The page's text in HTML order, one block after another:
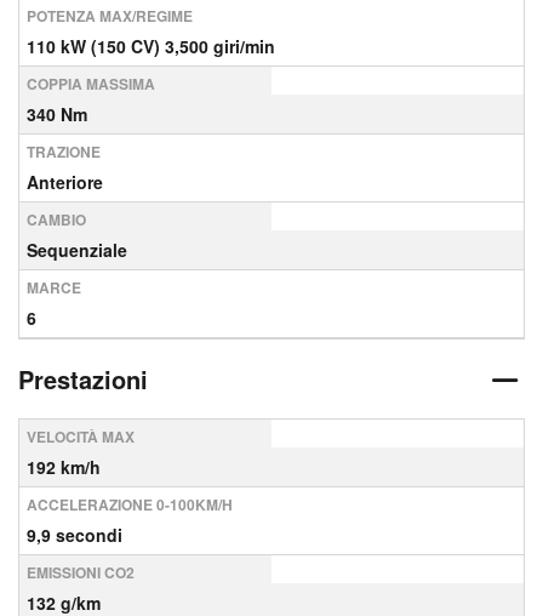
POTENZA MAX/REGIME
110 kW (150 CV) 3,500 giri/min
COPPIA MASSIMA
340 Nm
TRAZIONE
Anteriore
CAMBIO
Sequenziale
MARCE
6
Prestazioni
VELOCITÀ MAX
192 km/h
ACCELERAZIONE 0-100KM/H
9,9 secondi
EMISSIONI CO2
132 g/km